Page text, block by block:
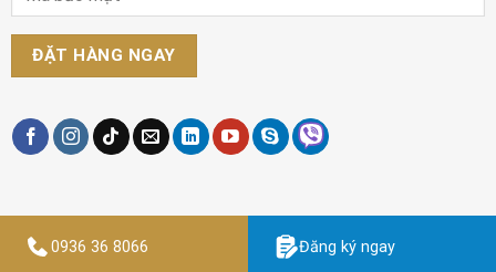
Designed by Thiết kế website Findme
0936 36 8066 Đăng ký ngay